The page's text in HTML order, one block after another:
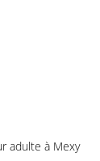
adulte à Mexy